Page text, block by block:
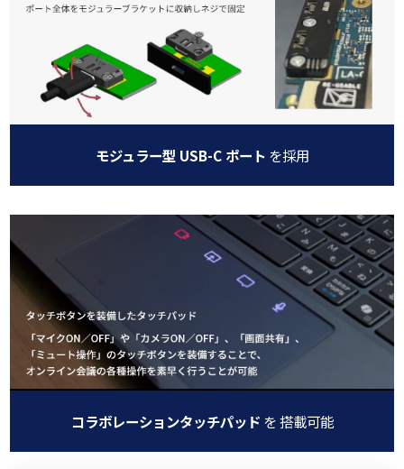
モジュラー型 USB-C ポート を採用
コラボレーションタッチパッド を 搭載可能